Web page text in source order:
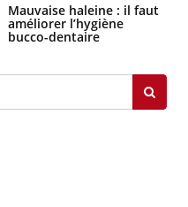
Mauvaise haleine : il faut
améliorer l’hygiène
bucco-dentaire